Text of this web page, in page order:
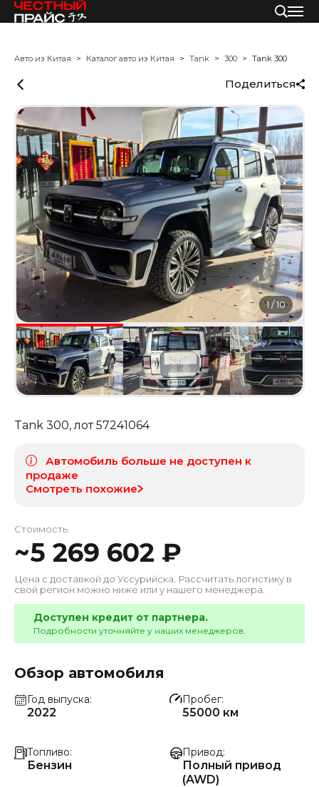
Авто из Китая Каталог авто из Китая Tank 300 Tank 300
Поделиться
1/10
Tank 300, лот57241064
Автомобиль больше не доступен к
продаже
Смотреть похожие
Стоимость:
~5 269 602 ₽
Цена с доставкой до Уссурийска . Рассчитать логистику в
свой регион можно ниже или у нашего менеджера.
Доступен кредит от партнера.
Подробности уточняйте у наших менеджеров.
Обзор автомобиля
Год выпуска
2022
Пробег
55000 км
Топливо
Бензин
Привод
Полный привод
(AWD)